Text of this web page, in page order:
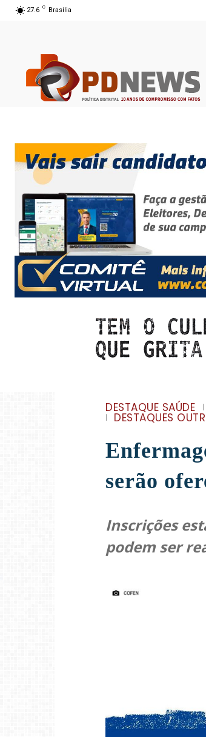
27.6 C Brasília
DESTAQUE SAÚDE
DESTAQUES
serão
Inscrições
podem ser